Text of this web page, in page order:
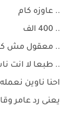
.. عاوزه كام
.. 400 الف
.. معقول مش
احنا ناوين
يعنى رد عامر